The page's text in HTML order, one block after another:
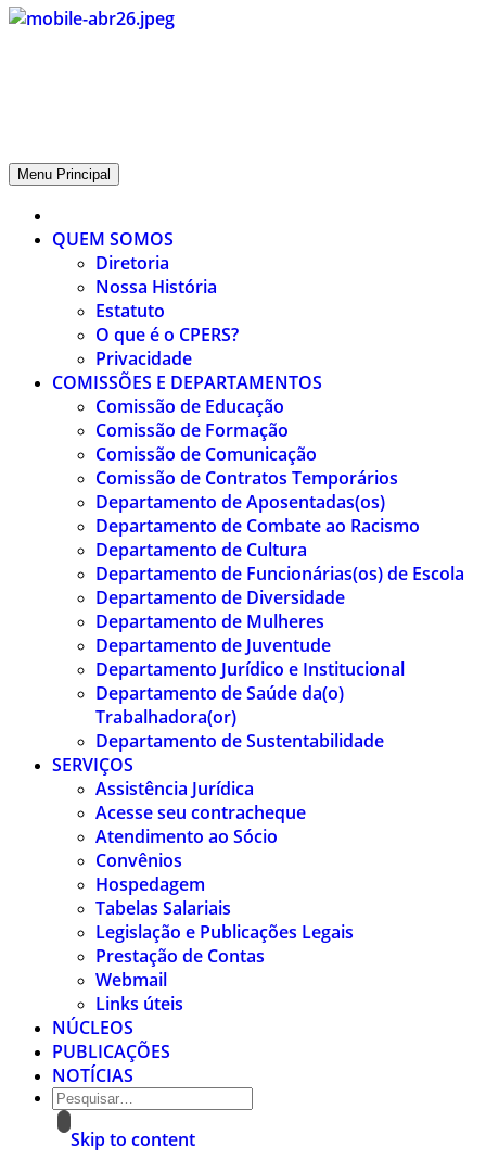
CPERS – Sindicato
CPERS – Sindicato dos Professores e Funcionários de escola do
Menu Principal
QUEM SOMOS
Diretoria
Nossa História
Estatuto
O que é o CPERS?
Privacidade
COMISSÕES E DEPARTAMENTOS
Comissão de Educação
Comissão de Formação
Comissão de Comunicação
Comissão de Contratos Temporários
Departamento de Aposentadas(os)
Departamento de Combate ao Racismo
Departamento de Cultura
Departamento de Funcionárias(os) de Escola
Departamento de Diversidade
Departamento de Mulheres
Departamento de Juventude
Departamento Jurídico e Institucional
Departamento de Saúde da(o)
Trabalhadora(or)
Departamento de Sustentabilidade
SERVIÇOS
Assistência Jurídica
Acesse seu contracheque
Atendimento ao Sócio
Convênios
Hospedagem
Tabelas Salariais
Legislação e Publicações Legais
Prestação de Contas
Webmail
Links úteis
NÚCLEOS
PUBLICAÇÕES
NOTÍCIAS
Skip to content